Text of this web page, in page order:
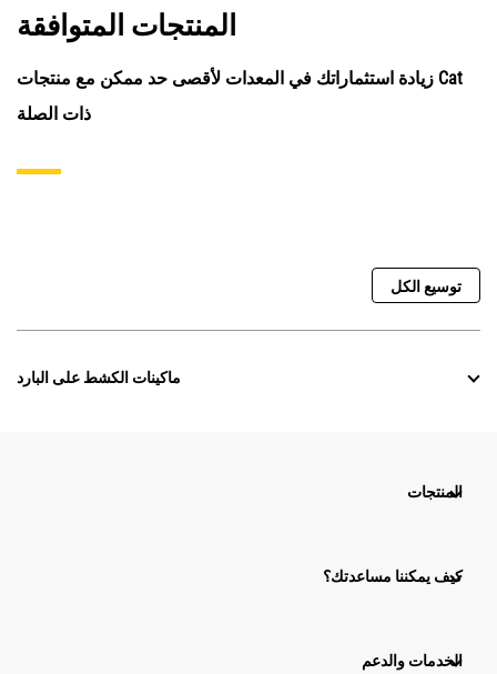
المنتجات المتوافقة
زيادة استثماراتك في المعدات لأقصى حد ممكن مع منتجات Cat
ذات الصلة
توسيع الكل
ماكينات الكشط على البارد
المنتجات
كيف يمكننا مساعدتك؟
الخدمات والدعم